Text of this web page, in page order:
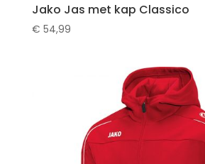
Jako Jas met kap Classico
€ 54,99